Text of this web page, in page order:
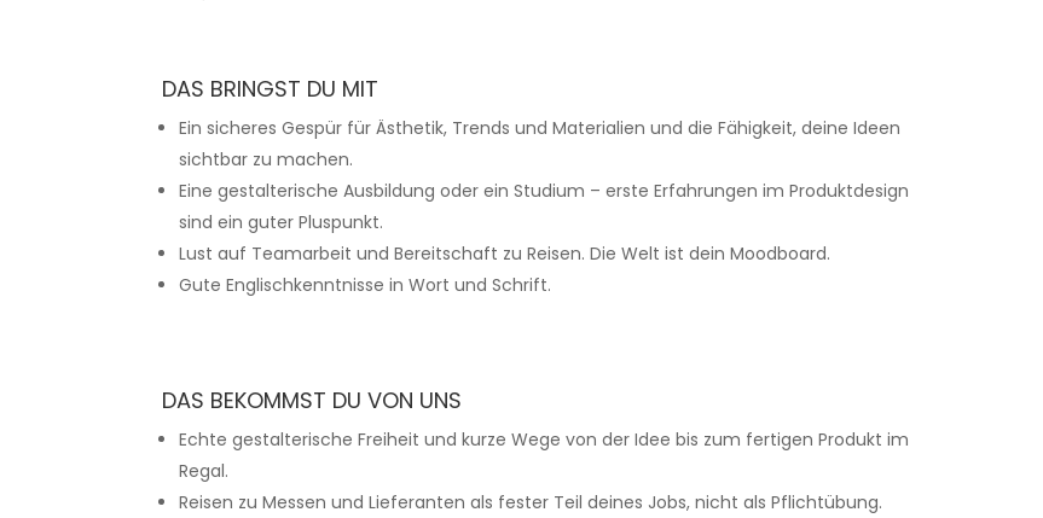
DAS BRINGST DU MIT
Ein sicheres Gespür für Ästhetik, Trends und Materialien und die Fähigkeit, deine Ideen
sichtbar zu machen.
Eine gestalterische Ausbildung oder ein Studium – erste Erfahrungen im Produktdesign
sind ein guter Pluspunkt.
Lust auf Teamarbeit und Bereitschaft zu Reisen. Die Welt ist dein Moodboard.
Gute Englischkenntnisse in Wort und Schrift.
DAS BEKOMMST DU VON UNS
Echte gestalterische Freiheit und kurze Wege von der Idee bis zum fertigen Produkt im
Regal.
Reisen zu Messen und Lieferanten als fester Teil deines Jobs, nicht als Pflichtübung.